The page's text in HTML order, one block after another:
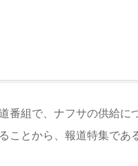
番組で、ナフサの供給に
とから、報道特集であ